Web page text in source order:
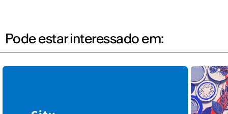
Pode estar interessado em: